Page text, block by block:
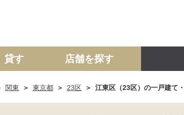
マンション 土地 事業投資用
貸す 店舗を探す
関東 東京都 23区 江東区（23区）の一戸建て